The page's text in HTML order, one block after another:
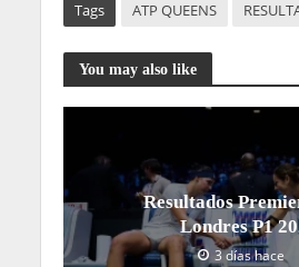
Tags ATP QUEENS
You may also like
Resultados
Londres P1
3 días hace